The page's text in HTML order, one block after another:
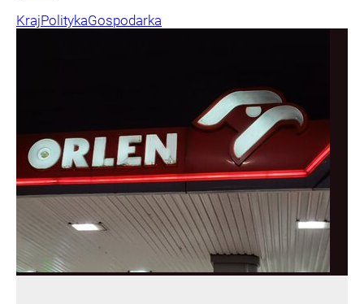
KrajPolitykaGospodarka